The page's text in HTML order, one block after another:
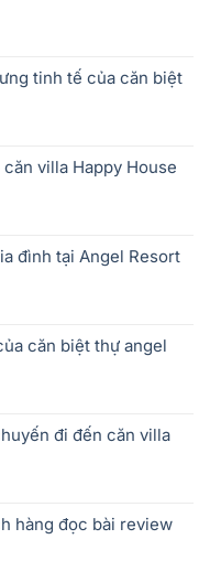
tinh tế của căn biệt
villa Happy House
đình tại Angel Resort
căn biệt thự angel
đi đến căn villa
hàng đọc bài review